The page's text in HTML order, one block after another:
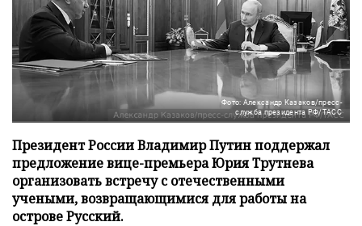
Фото: Александр Казаков/пресс-
служба президента РФ/ТАСС
Президент России Владимир Путин поддержал
предложение вице-премьера Юрия Трутнева
организовать встречу с отечественными
учеными, возвращающимися для работы на
острове Русский.